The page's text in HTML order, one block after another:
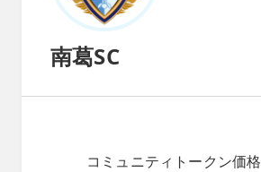
南葛SC
コミュニティトークン価格